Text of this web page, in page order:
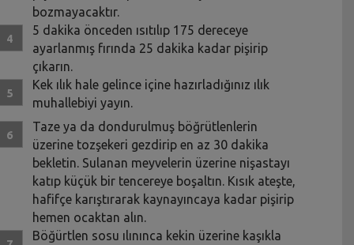
bozmayacaktır.
5 dakika önceden ısıtılıp 175 dereceye
ayarlanmış fırında 25 dakika kadar pişirip
çıkarın.
Kek ılık hale gelince içine hazırladığınız ılık
muhallebiyi yayın.
Taze ya da dondurulmuş böğrütlenlerin
üzerine tozşekeri gezdirip en az 30 dakika
bekletin. Sulanan meyvelerin üzerine nişastayı
katıp küçük bir tencereye boşaltın. Kısık ateşte,
hafifçe karıştırarak kaynayıncaya kadar pişirip
hemen ocaktan alın.
Böğürtlen sosu ılınınca kekin üzerine kaşıkla